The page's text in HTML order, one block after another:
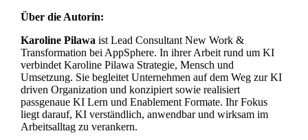
Über die Autorin:
Karoline Pilawa ist Lead Consultant New Work &
Transformation bei AppSphere. In ihrer Arbeit rund um KI
verbindet Karoline Pilawa Strategie, Mensch und
Umsetzung. Sie begleitet Unternehmen auf dem Weg zur KI
driven Organization und konzipiert sowie realisiert
passgenaue KI Lern und Enablement Formate. Ihr Fokus
liegt darauf, KI verständlich, anwendbar und wirksam im
Arbeitsalltag zu verankern.